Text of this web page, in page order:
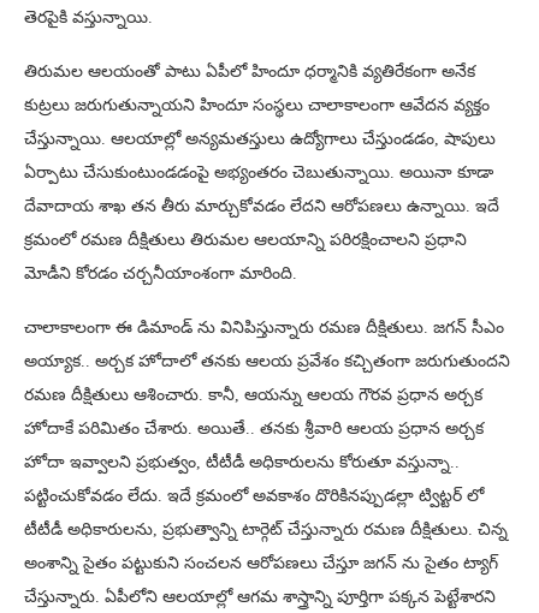
తెరపైకి వస్తున్నాయి.
తిరుమల ఆలయంతో పాటు ఏపీలో హిందూ ధర్మానికి వ్యతిరేకంగా అనేక
కుట్రలు జరుగుతున్నాయని హిందూ సంస్థలు చాలాకాలంగా ఆవేదన వ్యక్తం
చేస్తున్నాయి. ఆలయాల్లో అన్యమతస్తులు ఉద్యోగాలు చేస్తుండడం, షాపులు
ఏర్పాటు చేసుకుంటుండడంపై అభ్యంతరం చెబుతున్నాయి. అయినా కూడా
దేవాదాయ శాఖ తన తీరు మార్చుకోవడం లేదని ఆరోపణలు ఉన్నాయి. ఇదే
క్రమంలో రమణ దీక్షితులు తిరుమల ఆలయాన్ని పరిరక్షించాలని ప్రధాని
మోడీని కోరడం చర్చనీయాంశంగా మారింది.
చాలాకాలంగా ఈ డిమాండ్ ను వినిపిస్తున్నారు రమణ దీక్షితులు. జగన్ సీఎం
అయ్యాక.. అర్చక హోదాలో తనకు ఆలయ ప్రవేశం కచ్చితంగా జరుగుతుందని
రమణ దీక్షితులు ఆశించారు. కానీ, ఆయన్ను ఆలయ గౌరవ ప్రధాన అర్చక
హోదాకే పరిమితం చేశారు. అయితే.. తనకు శ్రీవారి ఆలయ ప్రధాన అర్చక
హోదా ఇవ్వాలని ప్రభుత్వం, టీటీడీ అధికారులను కోరుతూ వస్తున్నా..
పట్టించుకోవడం లేదు. ఇదే క్రమంలో అవకాశం దొరికినప్పుడల్లా ట్విట్టర్ లో
టీటీడీ అధికారులను, ప్రభుత్వాన్ని టార్గెట్ చేస్తున్నారు రమణ దీక్షితులు. చిన్న
అంశాన్ని సైతం పట్టుకుని సంచలన ఆరోపణలు చేస్తూ జగన్ ను సైతం ట్యాగ్
చేస్తున్నారు. ఏపీలోని ఆలయాల్లో ఆగమ శాస్త్రాన్ని పూర్తిగా పక్కన పెట్టేశారని